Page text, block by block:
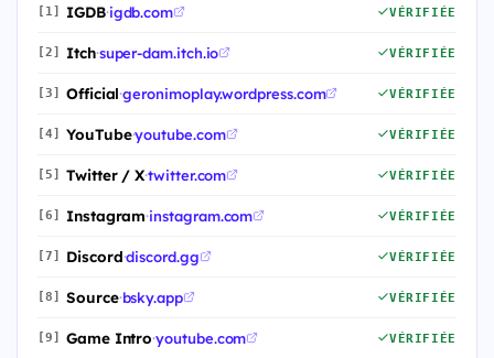
[1] IGDB·igdb.com VÉRIFIÉE
[2] Itch·super-dam.itch.io VÉRIFIÉE
[3] Official·geronimoplay.wordpress.com VÉRIFIÉE
[4] YouTube·youtube.com VÉRIFIÉE
[5] Twitter / X·twitter.com VÉRIFIÉE
[6] Instagram·instagram.com VÉRIFIÉE
[7] Discord·discord.gg VÉRIFIÉE
[8] Source·bsky.app VÉRIFIÉE
[9] Game Intro·youtube.com VÉRIFIÉE